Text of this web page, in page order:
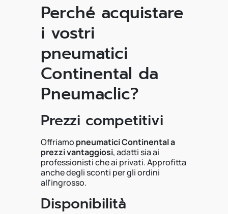
Perché acquistare
i vostri
pneumatici
Continental da
Pneumaclic?
Prezzi competitivi
Offriamo pneumatici Continental a
prezzi vantaggiosi, adatti sia ai
professionisti che ai privati. Approfitta
anche degli sconti per gli ordini
all'ingrosso.
Disponibilità